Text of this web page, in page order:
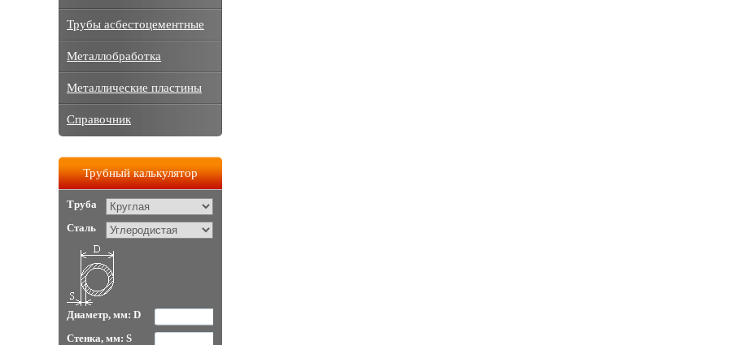
Трубы асбестоцементные
Металлобработка
Металлические пластины
Справочник
Трубный калькулятор
Труба
Сталь
Диаметр, мм: D
Стенка, мм: S